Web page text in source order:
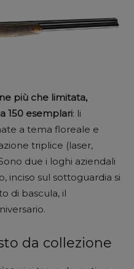
più che limitata,
150 esemplari: li
a tema floreale e
triplice (laser,
due i loghi aziendali
inciso sul sottoguardia si
di bascula, il
da collezione